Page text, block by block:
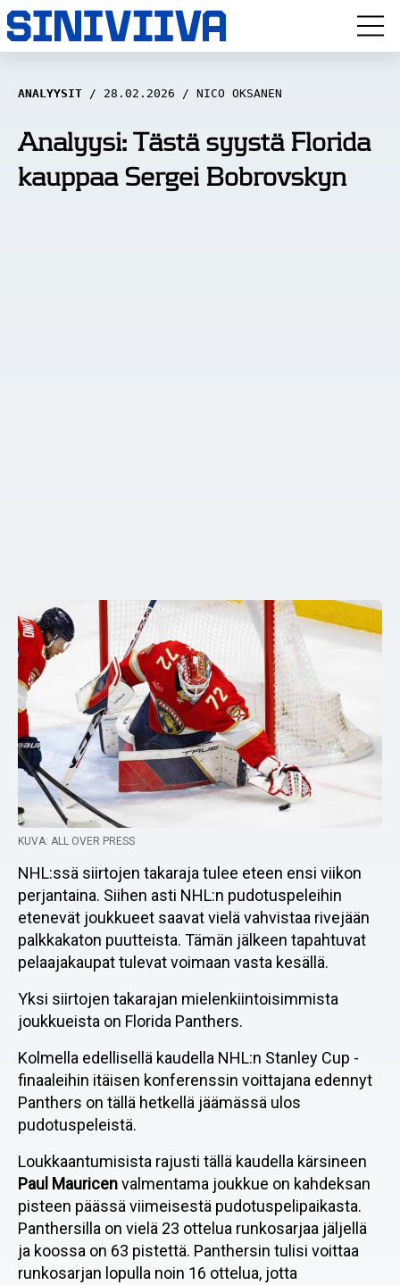
LUUVITONEN
HAASTATTELUT
NÄKÖKULMAT
ANALYYSIT 28.02.2026 NICO OKSANEN
Analyysi: Tästä syystä Florida
kauppaa Sergei Bobrovskyn
KUVA: ALL OVER PRESS
NHL:ssä siirtojen takaraja tulee eteen ensi viikon
perjantaina. Siihen asti NHL:n pudotuspeleihin
etenevät joukkueet saavat vielä vahvistaa rivejään
palkkakaton puutteista. Tämän jälkeen tapahtuvat
pelaajakaupat tulevat voimaan vasta kesällä.
Yksi siirtojen takarajan mielenkiintoisimmista
joukkueista on Florida Panthers.
Kolmella edellisellä kaudella NHL:n Stanley Cup -
finaaleihin itäisen konferenssin voittajana edennyt
Panthers on tällä hetkellä jäämässä ulos
pudotuspeleistä.
Loukkaantumisista rajusti tällä kaudella kärsineen
Paul Mauricenvalmentama joukkue on kahdeksan
pisteen päässä viimeisestä pudotuspelipaikasta.
Panthersilla on vielä 23 ottelua runkosarjaa jäljellä
ja koossa on 63 pistettä. Panthersin tulisi voittaa
runkosarjan lopulla noin 16 ottelua, jotta